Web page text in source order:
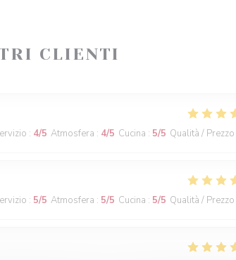
CLIENTI
: 4/5 Atmosfera : 4/5 Cucina : 5/5 Qualità / Prezzo
: 5/5 Atmosfera : 5/5 Cucina : 5/5 Qualità / Prezzo